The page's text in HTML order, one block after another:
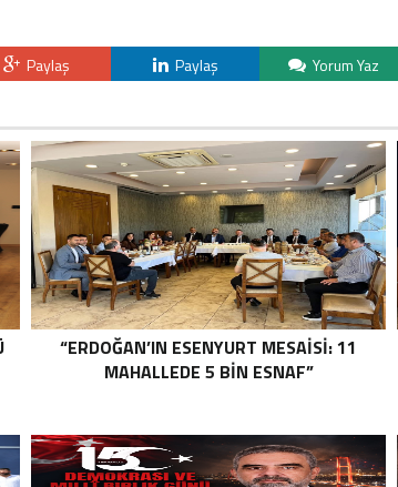
Paylaş Paylaş Yorum Yaz
“ERDOĞAN’IN ESENYURT MESAİSİ: 11
MAHALLEDE 5 BİN ESNAF”